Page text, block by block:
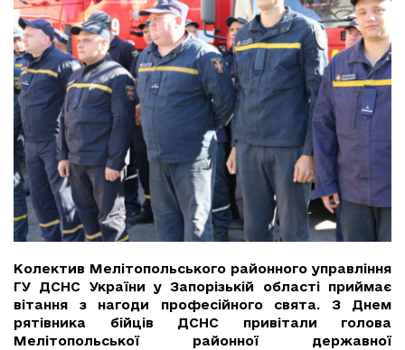
Колектив Мелітопольського районного управління
ГУ ДСНС України у Запорізькій області приймає
вітання з нагоди професійного свята. З Днем
рятівника бійців ДСНС привітали голова
Мелітопольської районної державної